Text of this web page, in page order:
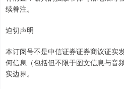
续眷注。
迫切声明
本订阅号不是中信证券证券商议证实
何信息（包括但不限于图文信息与音
实边界。